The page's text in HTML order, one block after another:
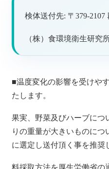
検体送付先: 〒379-2107
（株）食環境衛生研究
■温度変化の影響を受けや
たします。
果実、野菜及びハーブにつ
りの重量が大きいものに
に選定し送付頂く事を推奨